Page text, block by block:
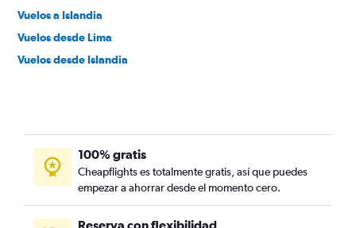
Vuelos a Islandia
Vuelos desde Lima
Vuelos desde Islandia
100% gratis
Cheapflights es totalmente gratis, así que puedes
empezar a ahorrar desde el momento cero.
Reserva con flexibilidad